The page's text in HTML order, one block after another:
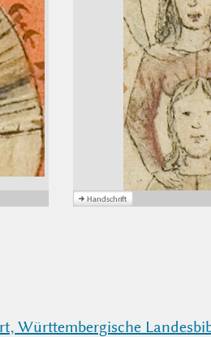
Württembergische